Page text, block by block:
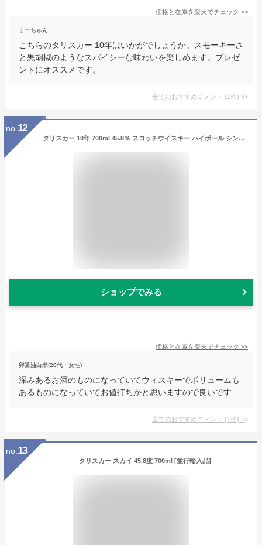
価格と在庫を楽天でチェック >>
まーちゅん
こちらのタリスカー 10年はいかがでしょうか。スモーキーさ
と黒胡椒のようなスパイシーな味わいを楽しめます。プレゼ
ントにオススメです。
全てのおすすめコメント (1件) >
no. 12
タリスカー 10年 700ml 45.8％ スコッチウイスキー ハイボール シングルモルト TALISKER SINGLE MALT SCOTCH WHISKY
ショップでみる
価格と在庫を楽天でチェック >>
卵醤油白米(20代・女性)
深みあるお酒のものになっていてウィスキーでボリュームも
あるものになっていてお値打ちかと思いますので良いです
全てのおすすめコメント (1件) >
no. 13
タリスカー スカイ 45.8度 700ml [並行輸入品]